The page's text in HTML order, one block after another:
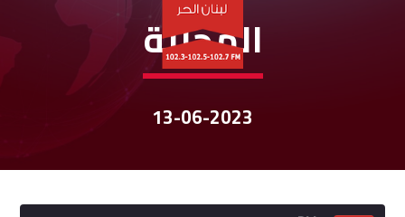
نشرات الأخبار
المحليّة
13-06-2023